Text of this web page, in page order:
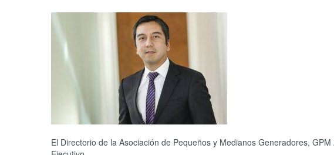
El Directorio de la Asociación de Pequeños y Medianos Generadores,